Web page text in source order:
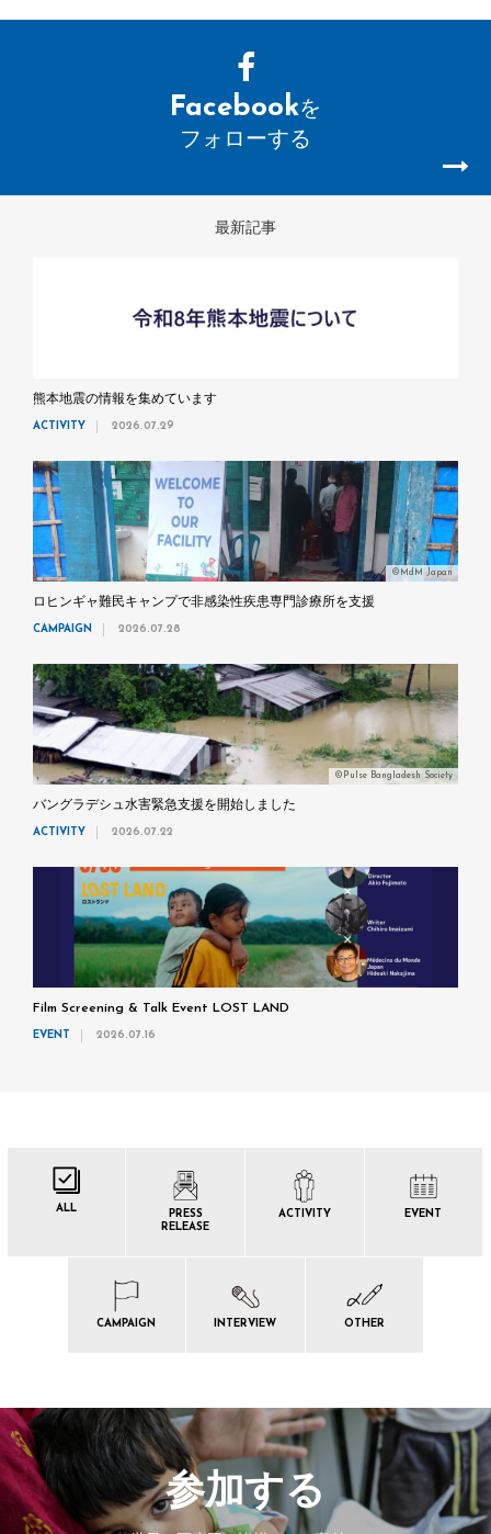
Facebookを
フォローする
最新記事
熊本地震の情報を集めています
ACTIVITY 2026.07.29
©MdM Japan
ロヒンギャ難民キャンプで非感染性疾患専門診療所を支援
CAMPAIGN 2026.07.28
©Pulse Bangladesh Society
バングラデシュ水害緊急支援を開始しました
ACTIVITY 2026.07.22
Film Screening & Talk Event LOST LAND
EVENT 2026.07.16
ALL
PRESS
RELEASE
ACTIVITY EVENT
CAMPAIGN INTERVIEW OTHER
参加する